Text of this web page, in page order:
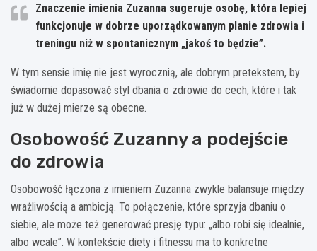
Znaczenie imienia Zuzanna sugeruje osobę, która lepiej
funkcjonuje w dobrze uporządkowanym planie zdrowia i
treningu niż w spontanicznym „jakoś to będzie”.
W tym sensie imię nie jest wyrocznią, ale dobrym pretekstem, by
świadomie dopasować styl dbania o zdrowie do cech, które i tak
już w dużej mierze są obecne.
Osobowość Zuzanny a podejście
do zdrowia
Osobowość łączona z imieniem Zuzanna zwykle balansuje między
wrażliwością a ambicją. To połączenie, które sprzyja dbaniu o
siebie, ale może też generować presję typu: „albo robi się idealnie,
albo wcale”. W kontekście diety i fitnessu ma to konkretne